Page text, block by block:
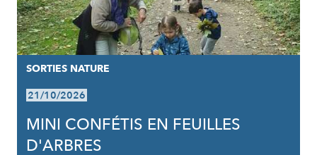
SORTIES NATURE
21/10/2026
MINI CONFÉTIS EN FEUILLES
D'ARBRES